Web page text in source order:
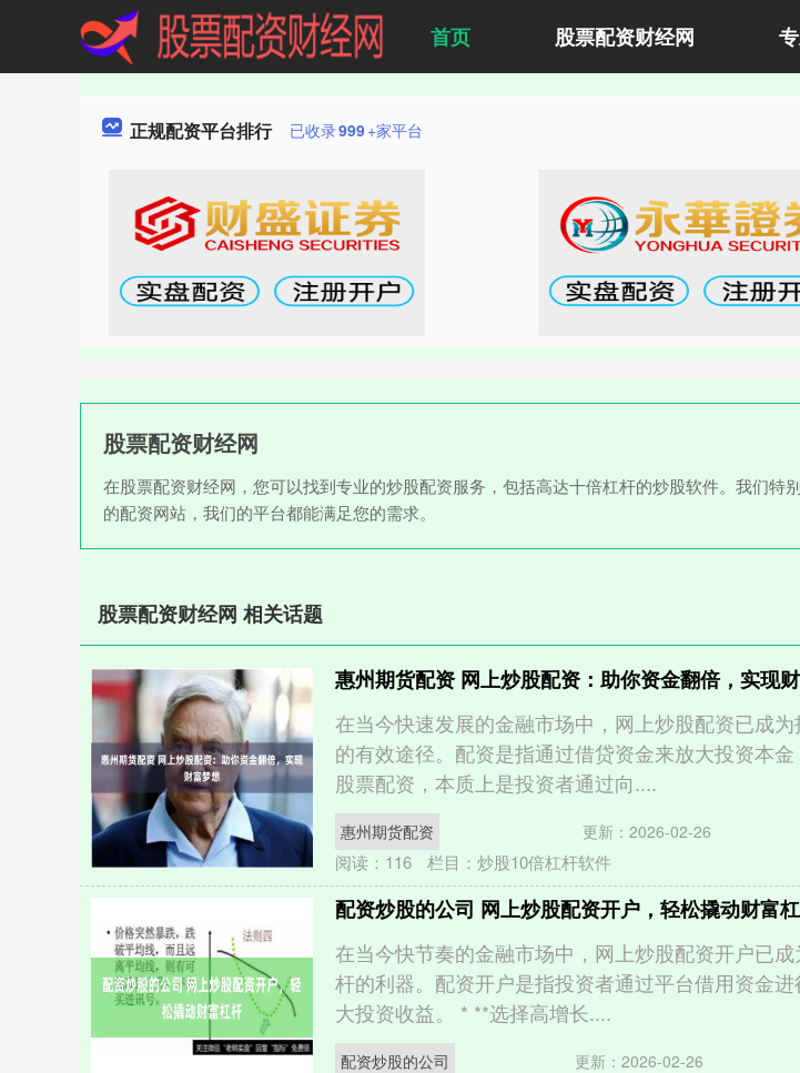
首页 股票配资财经网
正规配资平台排行 已收录999+家平台
股票配资财经网
在股票配资财经网，您可以找到专业的炒股配资服务，包括高达十倍杠杆的炒股软件。我们
的配资网站，我们的平台都能满足您的需求。
股票配资财经网 相关话题
惠州期货配资 网上炒股配资：助你资金翻倍，实现
在当今快速发展的金融市场中，网上炒股配资已成
的有效途径。配资是指通过借贷资金来放大投资本金
股票配资，本质上是投资者通过向....
惠州期货配资 更新：2026-02-26
阅读： 116 栏目： 炒股10倍杠杆软件
配资炒股的公司 网上炒股配资开户，轻松撬动财富
在当今快节奏的金融市场中，网上炒股配资开户已
杆的利器。配资开户是指投资者通过平台借用资金
大投资收益。 * **选择高增长....
配资炒股的公司 更新：2026-02-26